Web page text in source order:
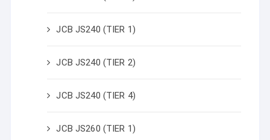
JCB JS240 (TIER 1)
JCB JS240 (TIER 2)
JCB JS240 (TIER 4)
JCB JS260 (TIER 1)